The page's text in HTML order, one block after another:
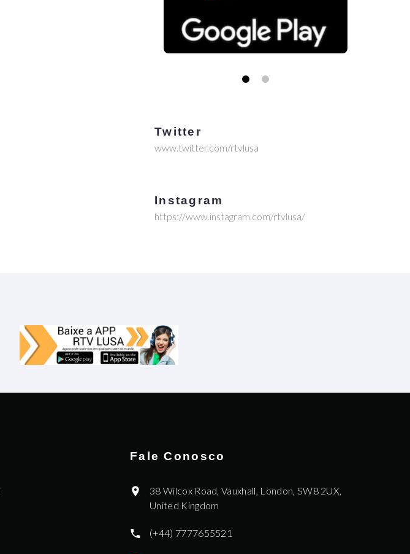
Twitter
www.twitter.com/rtvlusa
Instagram
https://www.instagram.com/rtvlusa/
Fale Conosco
38 Wilcox Road, Vauxhall, London, SW8 2UX,
United Kingdom
(+44) 7777655521